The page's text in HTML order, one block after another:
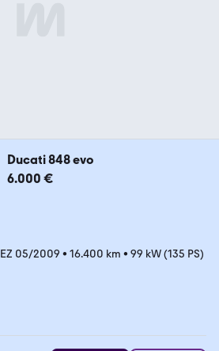
Ducati 848 evo
6.000 €
EZ 05/2009 • 16.400 km • 99 kW (135 PS)